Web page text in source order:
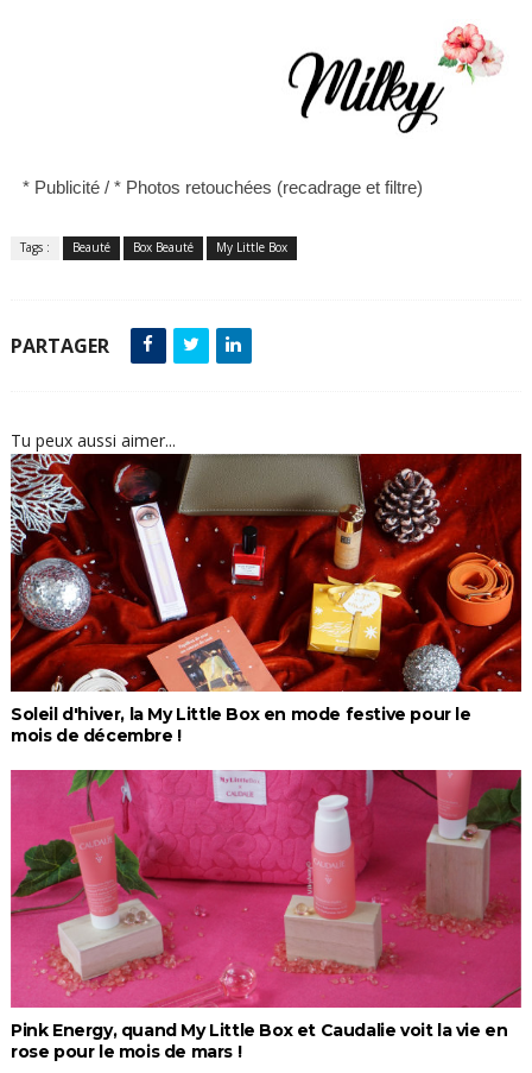
* Publicité / * Photos retouchées (recadrage et filtre)
Tags : Beauté Box Beauté My Little Box
PARTAGER
Tu peux aussi aimer...
Soleil d'hiver, la My Little Box en mode festive pour le
mois de décembre !
Pink Energy, quand My Little Box et Caudalie voit la vie en
rose pour le mois de mars !